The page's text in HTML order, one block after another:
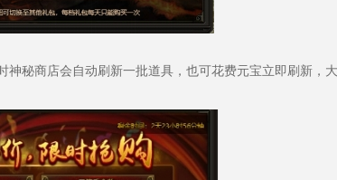
秘商店会自动刷新一批道具，也可花费元宝立即刷新，